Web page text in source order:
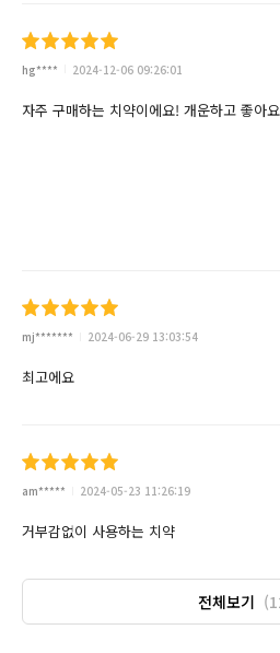
hg**** 2024-12-06 09:26:01
자주 구매하는 치약이에요! 개운하고 좋아
mj******* 2024-06-29 13:03:54
최고에요
am***** 2024-05-23 11:26:19
거부감없이 사용하는 치약
전체보기